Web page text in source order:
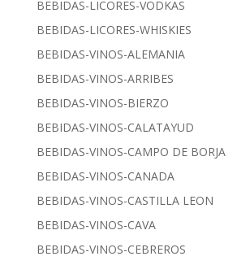
BEBIDAS-LICORES-VODKAS
BEBIDAS-LICORES-WHISKIES
BEBIDAS-VINOS-ALEMANIA
BEBIDAS-VINOS-ARRIBES
BEBIDAS-VINOS-BIERZO
BEBIDAS-VINOS-CALATAYUD
BEBIDAS-VINOS-CAMPO DE BORJA
BEBIDAS-VINOS-CANADA
BEBIDAS-VINOS-CASTILLA LEON
BEBIDAS-VINOS-CAVA
BEBIDAS-VINOS-CEBREROS